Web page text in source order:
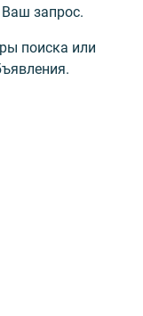
запрос.
поиска или